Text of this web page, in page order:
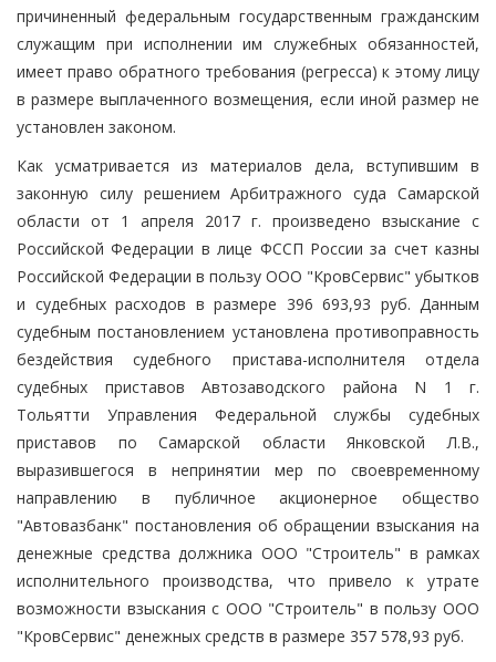
причиненный федеральным государственным гражданским
служащим при исполнении им служебных обязанностей,
имеет право обратного требования (регресса) к этому лицу
в размере выплаченного возмещения, если иной размер не
установлен законом.
Как усматривается из материалов дела, вступившим в
законную силу решением Арбитражного суда Самарской
области от 1 апреля 2017 г. произведено взыскание с
Российской Федерации в лице ФССП России за счет казны
Российской Федерации в пользу ООО "КровСервис" убытков
и судебных расходов в размере 396 693,93 руб. Данным
судебным постановлением установлена противоправность
бездействия судебного пристава-исполнителя отдела
судебных приставов Автозаводского района N 1 г.
Тольятти Управления Федеральной службы судебных
приставов по Самарской области Янковской Л.В.,
выразившегося в непринятии мер по своевременному
направлению в публичное акционерное общество
"Автовазбанк" постановления об обращении взыскания на
денежные средства должника ООО "Строитель" в рамках
исполнительного производства, что привело к утрате
возможности взыскания с ООО "Строитель" в пользу ООО
"КровСервис" денежных средств в размере 357 578,93 руб.